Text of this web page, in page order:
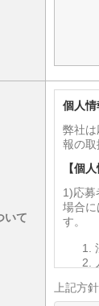
いて
個人
弊社
報の取
【個
1)応募
場合
す。
上記方